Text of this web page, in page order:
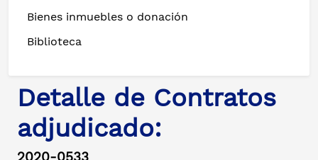
Bienes inmuebles o donación
Biblioteca
Detalle de Contratos
adjudicado: